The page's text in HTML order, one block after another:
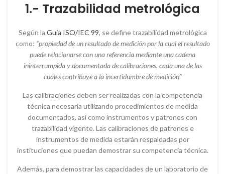
1.- Trazabilidad metrológica
Según la Guía ISO/IEC 99, se define trazabilidad metrológica
como: “propiedad de un resultado de medición por la cual el resultado
puede relacionarse con una referencia mediante una cadena
ininterrumpida y documentada de calibraciones, cada una de las
cuales contribuye a la incertidumbre de medición”
Las calibraciones deben ser realizadas con la competencia
técnica necesaria utilizando procedimientos de medida
documentados, así como instrumentos y patrones con
trazabilidad vigente. Las calibraciones de patrones e
instrumentos de medida estarán respaldadas por
instituciones que puedan demostrar su competencia técnica.
Además, para demostrar las capacidades de un laboratorio de